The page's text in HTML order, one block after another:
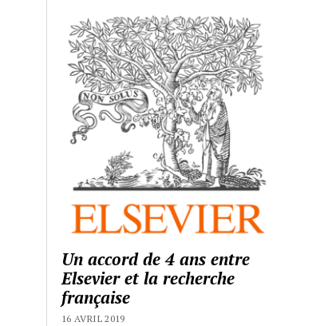
Un accord de 4 ans entre
Elsevier et la recherche
française
16 AVRIL 2019